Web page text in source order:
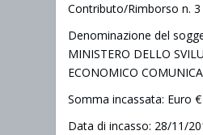
Contributo/Rimborso n. 3
Denominazione del
MINISTERO DELLO
ECONOMICO
Somma incassata: Euro
Data di incasso: 28/11/